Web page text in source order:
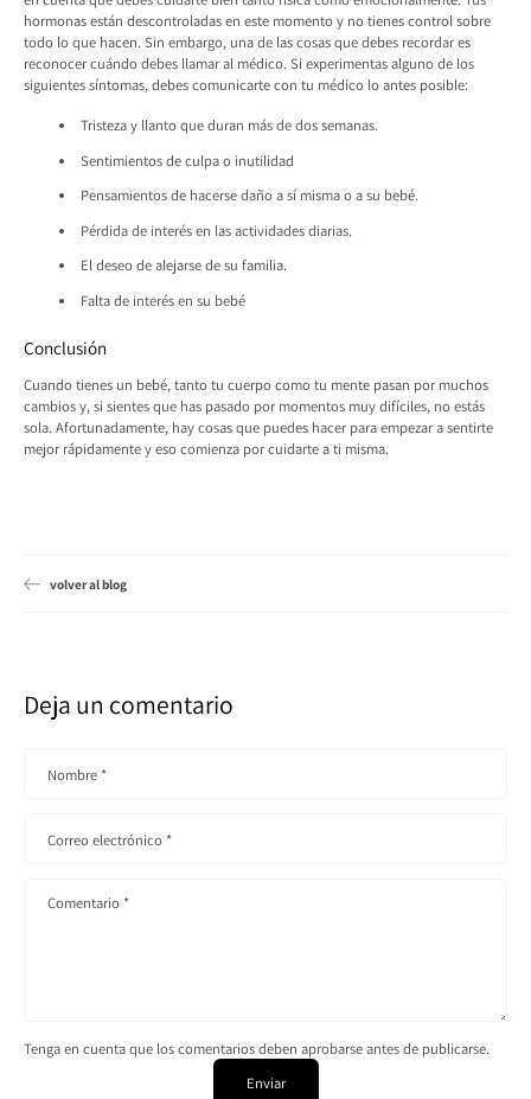
hormonas están descontroladas en este momento y no tienes control sobre
todo lo que hacen. Sin embargo, una de las cosas que debes recordar es
reconocer cuándo debes llamar al médico. Si experimentas alguno de los
siguientes síntomas, debes comunicarte con tu médico lo antes posible:
Tristeza y llanto que duran más de dos semanas.
Sentimientos de culpa o inutilidad
Pensamientos de hacerse daño a sí misma o a su bebé.
Pérdida de interés en las actividades diarias.
El deseo de alejarse de su familia.
Falta de interés en su bebé
Conclusión
Cuando tienes un bebé, tanto tu cuerpo como tu mente pasan por muchos
cambios y, si sientes que has pasado por momentos muy difíciles, no estás
sola. Afortunadamente, hay cosas que puedes hacer para empezar a sentirte
mejor rápidamente y eso comienza por cuidarte a ti misma.
volver al blog
Deja un comentario
Nombre *
Correo electrónico *
Comentario *
Tenga en cuenta que los comentarios deben aprobarse antes de publicarse.
Enviar